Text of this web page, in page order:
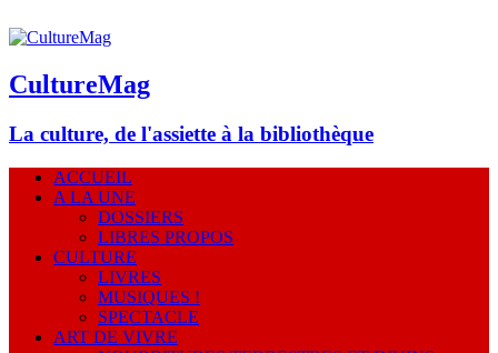
CultureMag
La culture, de l'assiette à la bibliothèque
ACCUEIL
A LA UNE
DOSSIERS
LIBRES PROPOS
CULTURE
LIVRES
MUSIQUES !
SPECTACLE
ART DE VIVRE